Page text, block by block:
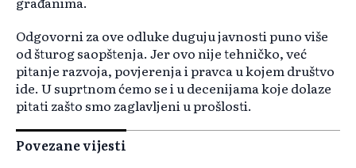
Odgovorni za ove odluke duguju javnosti puno više
od šturog saopštenja. Jer ovo nije tehničko, već
pitanje razvoja, povjerenja i pravca u kojem društvo
ide. U suprtnom ćemo se i u decenijama koje dolaze
pitati zašto smo zaglavljeni u prošlosti.
Povezane vijesti